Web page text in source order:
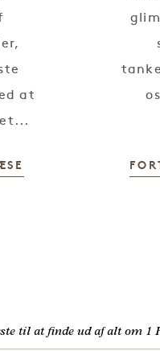
at
til at finde ud af alt om 1